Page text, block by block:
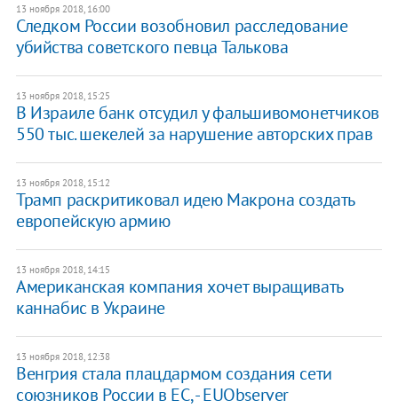
13 ноября 2018, 16:00
Следком России возобновил расследование
убийства советского певца Талькова
13 ноября 2018, 15:25
В Израиле банк отсудил у фальшивомонетчиков
550 тыс. шекелей за нарушение авторских прав
13 ноября 2018, 15:12
Трамп раскритиковал идею Макрона создать
европейскую армию
13 ноября 2018, 14:15
​Американская компания хочет выращивать
каннабис в Украине
13 ноября 2018, 12:38
Венгрия стала плацдармом создания сети
союзников России в ЕС, - EUObserver